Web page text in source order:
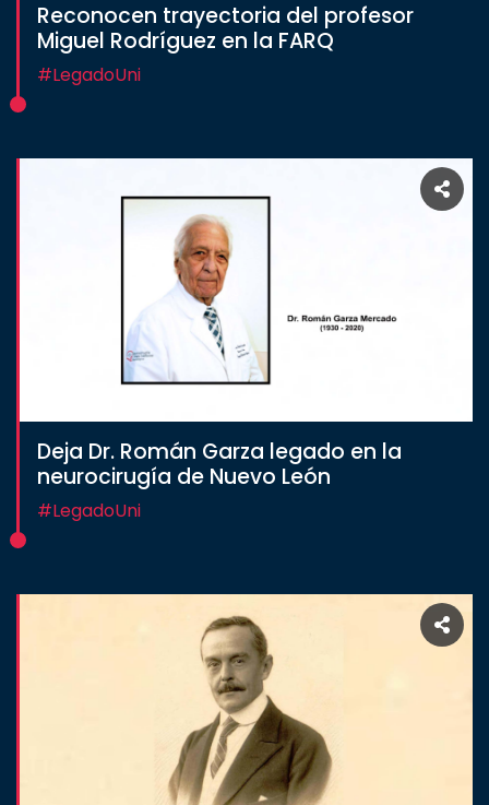
Reconocen trayectoria del profesor
Miguel Rodríguez en la FARQ
#LegadoUni
Deja Dr. Román Garza legado en la
neurocirugía de Nuevo León
#LegadoUni